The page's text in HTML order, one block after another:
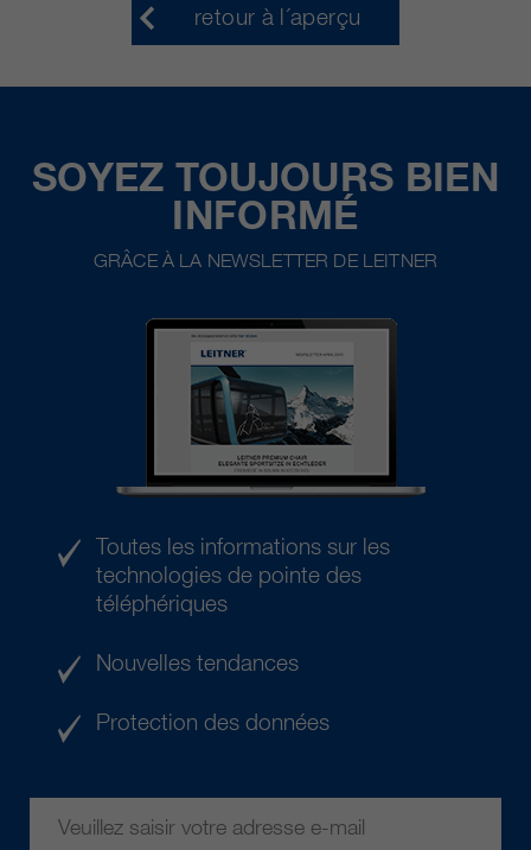
retour à l´aperçu
SOYEZ TOUJOURS BIEN
INFORMÉ
GRÂCE À LA NEWSLETTER DE LEITNER
Toutes les informations sur les
technologies de pointe des
téléphériques
Nouvelles tendances
Protection des données